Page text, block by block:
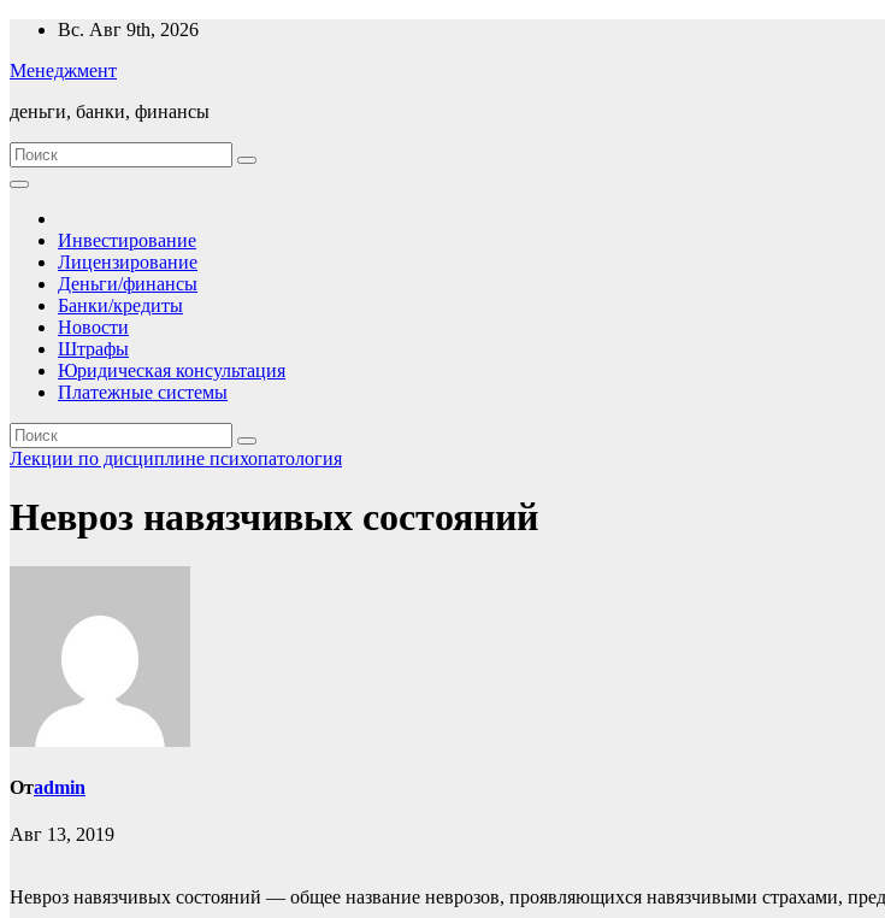
Перейти
содержимому
Вс. Авг 9th, 2026
Менеджмент
деньги, банки, финансы
Инвестирование
Лицензирование
Деньги/финансы
Банки/кредиты
Новости
Штрафы
Юридическая консультация
Платежные системы
Лекции по дисциплине психопатология
Невроз навязчивых состояний
Отadmin
Авг 13, 2019
Невроз навязчивых состояний — общее название неврозов, проявляющихся навязчивыми страхами,